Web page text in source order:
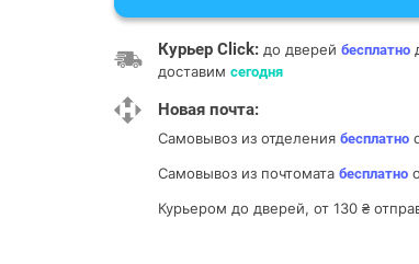
Курьер Click: до дверей бесплатно
доставим сегодня
Новая почта:
Самовывоз из отделения бесплатно
Самовывоз из почтомата бесплатно
Курьером до дверей, от 130 ₴